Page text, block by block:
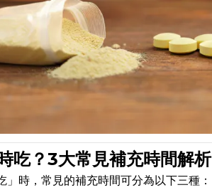
吃？3大常見補充時間解析
」時，常見的補充時間可分為以下三種：